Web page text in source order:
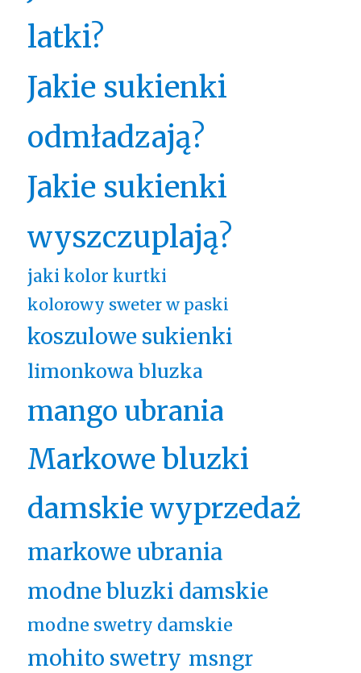
latki?
Jakie sukienki
odmładzają?
Jakie sukienki
wyszczuplają?
jaki kolor kurtki
kolorowy sweter w paski
koszulowe sukienki
limonkowa bluzka
mango ubrania
Markowe bluzki
damskie wyprzedaż
markowe ubrania
modne bluzki damskie
modne swetry damskie
mohito swetry msngr